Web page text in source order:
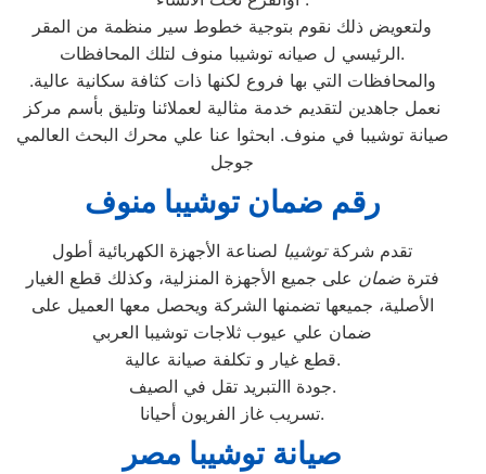
ولتعويض ذلك نقوم بتوجية خطوط سير منظمة من المقر
الرئيسي ل صيانه توشيبا منوف لتلك المحافظات.
والمحافظات التي بها فروع لكنها ذات كثافة سكانية عالية.
نعمل جاهدين لتقديم خدمة مثالية لعملائنا وتليق بأسم مركز
صيانة توشيبا في منوف. ابحثوا عنا علي محرك البحث العالمي
جوجل
رقم ضمان توشيبا منوف
تقدم شركةتوشيبا لصناعة الأجهزة الكهربائية أطول
فترةضمان على جميع الأجهزة المنزلية، وكذلك قطع الغيار
الأصلية، جميعها تضمنها الشركة ويحصل معها العميل على
ضمان علي عيوب ثلاجات توشيبا العربي
قطع غيار و تكلفة صيانة عالية.
جودة االتبريد تقل في الصيف.
تسريب غاز الفريون أحيانا.
صيانة توشيبا مصر